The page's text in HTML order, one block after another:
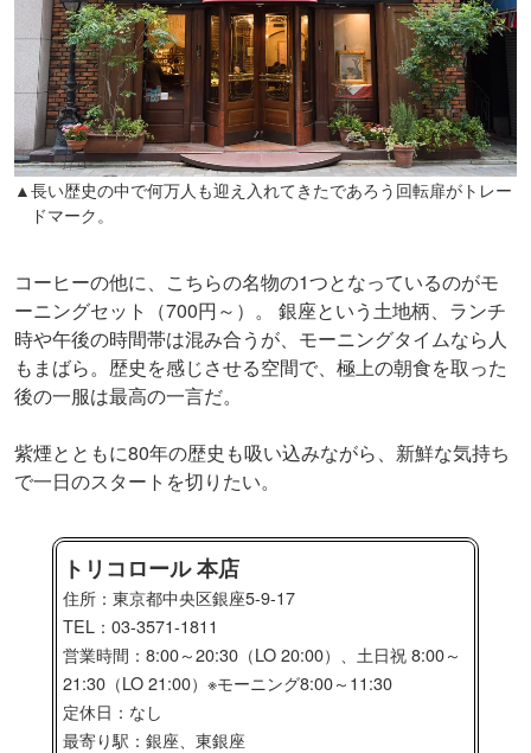
▲長い歴史の中で何万人も迎え入れてきたであろう回転扉がトレー
ドマーク。
コーヒーの他に、こちらの名物の1つとなっているのがモ
ーニングセット（700円～）。 銀座という土地柄、ランチ
時や午後の時間帯は混み合うが、モーニングタイムなら人
もまばら。歴史を感じさせる空間で、極上の朝食を取った
後の一服は最高の一言だ。
紫煙とともに80年の歴史も吸い込みながら、新鮮な気持ち
で一日のスタートを切りたい。
トリコロール 本店
住所：東京都中央区銀座5-9-17
TEL：03-3571-1811
営業時間：8:00～20:30（LO 20:00）、土日祝 8:00～
21:30（LO 21:00）※モーニング8:00～11:30
定休日：なし
最寄り駅：銀座、東銀座